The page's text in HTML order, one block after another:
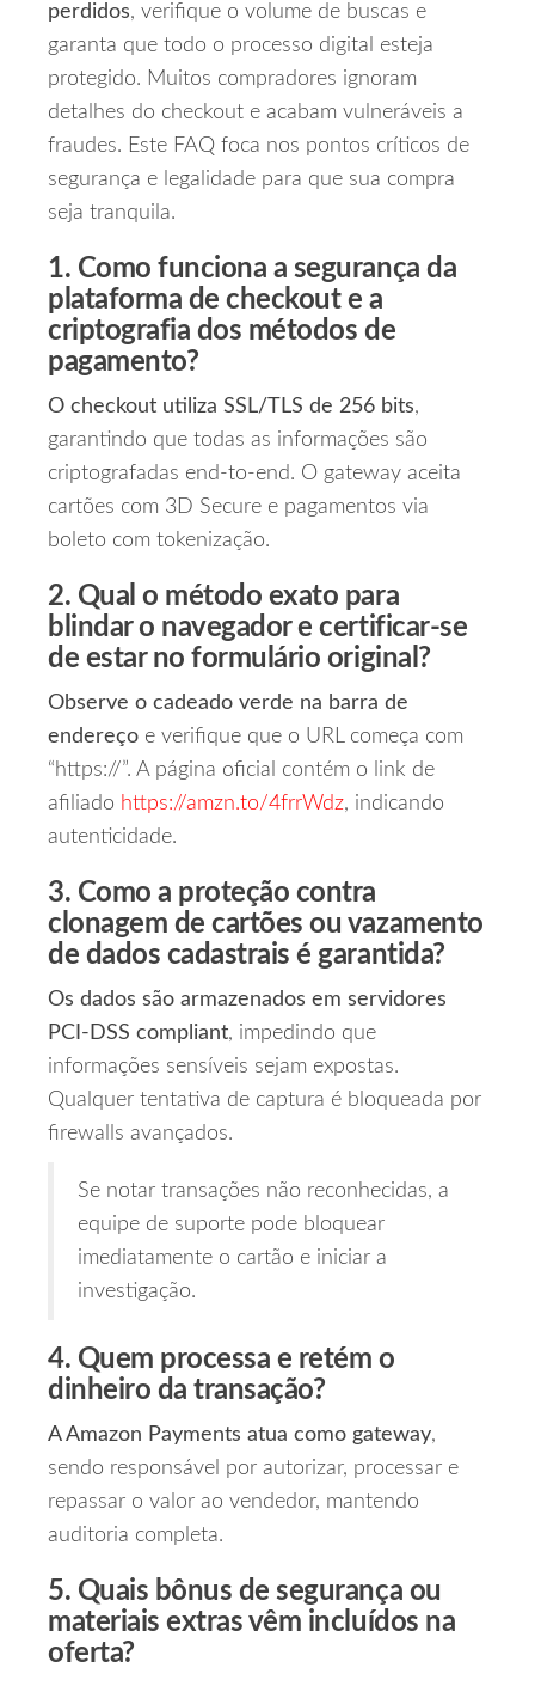
perdidos, verifique o volume de buscas e
garanta que todo o processo digital esteja
protegido. Muitos compradores ignoram
detalhes do checkout e acabam vulneráveis a
fraudes. Este FAQ foca nos pontos críticos de
segurança e legalidade para que sua compra
seja tranquila.
1. Como funciona a segurança da
plataforma de checkout e a
criptografia dos métodos de
pagamento?
O checkout utiliza SSL/TLS de 256 bits,
garantindo que todas as informações são
criptografadas end‑to‑end. O gateway aceita
cartões com 3D Secure e pagamentos via
boleto com tokenização.
2. Qual o método exato para
blindar o navegador e certificar‑se
de estar no formulário original?
Observe o cadeado verde na barra de
endereço e verifique que o URL começa com
“https://”. A página oficial contém o link de
afiliado https://amzn.to/4frrWdz, indicando
autenticidade.
3. Como a proteção contra
clonagem de cartões ou vazamento
de dados cadastrais é garantida?
Os dados são armazenados em servidores
PCI‑DSS compliant, impedindo que
informações sensíveis sejam expostas.
Qualquer tentativa de captura é bloqueada por
firewalls avançados.
Se notar transações não reconhecidas, a
equipe de suporte pode bloquear
imediatamente o cartão e iniciar a
investigação.
4. Quem processa e retém o
dinheiro da transação?
A Amazon Payments atua como gateway,
sendo responsável por autorizar, processar e
repassar o valor ao vendedor, mantendo
auditoria completa.
5. Quais bônus de segurança ou
materiais extras vêm incluídos na
oferta?